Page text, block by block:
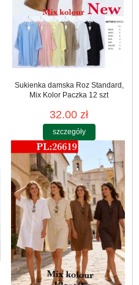
Sukienka damska Roz Standard,
Mix Kolor Paczka 12 szt
32.00 zł
szczegóły